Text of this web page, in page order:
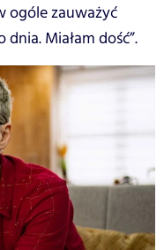
ogóle zauważyć
Miałam dość”.